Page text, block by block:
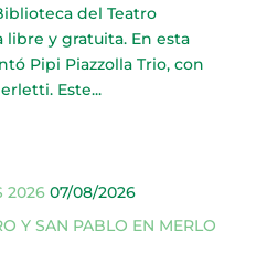
del Teatro
libre y gratuita. En esta
Pipi Piazzolla Trio, con
Este...
2026 07/08/2026
Y SAN PABLO EN MERLO